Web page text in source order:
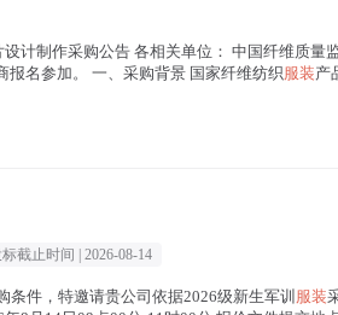
计制作采购公告 各相关单位： 中国纤维质量
名参加。 一、采购背景 国家纤维纺织服装产
截止时间 | 2026-08-14
条件，特邀请贵公司依据2026级新生军训 服装